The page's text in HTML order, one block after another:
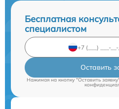
Бесплатная
специалистом
Оставить
Нажимая на кнопку "Оставить